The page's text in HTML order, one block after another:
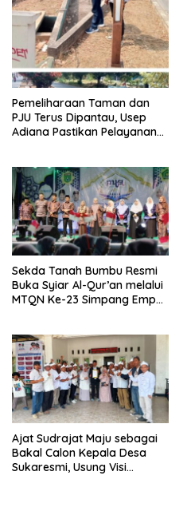
Pemeliharaan Taman dan
PJU Terus Dipantau, Usep
Adiana Pastikan Pelayanan
Sekda Tanah Bumbu Resmi
Buka Syiar Al-Qur’an melalui
MTQN Ke-23 Simpang Empat
Ajat Sudrajat Maju sebagai
Bakal Calon Kepala Desa
Sukaresmi, Usung Visi